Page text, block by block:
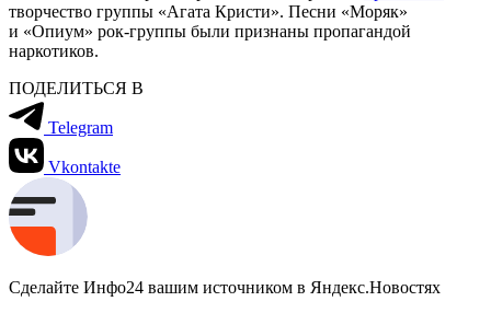
творчество группы «Агата Кристи». Песни «Моряк»
и «Опиум» рок-группы были признаны пропагандой
наркотиков.
ПОДЕЛИТЬСЯ В
Telegram
Vkontakte
Сделайте Инфо24 вашим источником в Яндекс.Новостях